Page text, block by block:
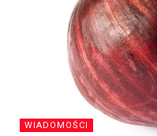
WIADOMOŚCI